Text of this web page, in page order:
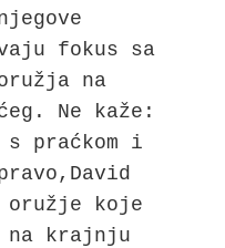
fokus sa
na
Ne kaže:
praćkom i
oružje koje
na krajnju